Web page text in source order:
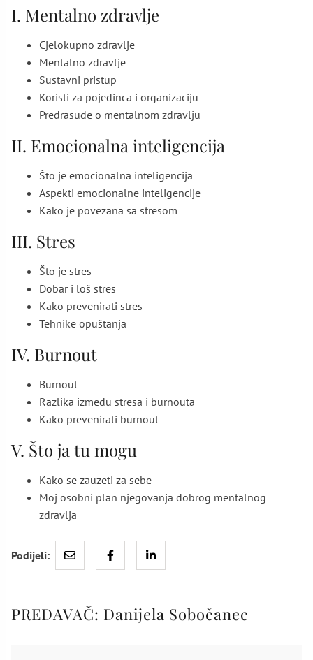
I. Mentalno zdravlje
Cjelokupno zdravlje
Mentalno zdravlje
Sustavni pristup
Koristi za pojedinca i organizaciju
Predrasude o mentalnom zdravlju
II. Emocionalna inteligencija
Što je emocionalna inteligencija
Aspekti emocionalne inteligencije
Kako je povezana sa stresom
III. Stres
Što je stres
Dobar i loš stres
Kako prevenirati stres
Tehnike opuštanja
IV. Burnout
Burnout
Razlika između stresa i burnouta
Kako prevenirati burnout
V. Što ja tu mogu
Kako se zauzeti za sebe
Moj osobni plan njegovanja dobrog mentalnog
zdravlja
Podijeli:
PREDAVAČ: Danijela Sobočanec